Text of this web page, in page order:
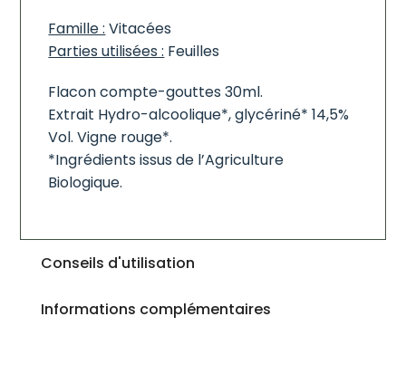
Famille : Vitacées
Parties utilisées : Feuilles
Flacon compte-gouttes 30ml.
Extrait Hydro-alcoolique*, glycériné* 14,5%
Vol. Vigne rouge*.
*Ingrédients issus de l’Agriculture
Biologique.
Conseils d'utilisation
Informations complémentaires